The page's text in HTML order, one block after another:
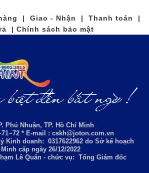
| Giao - Nhận | Thanh toán |
| Chính sách bảo mật
Phú Nhuận, TP. Hồ Chí Minh
* E-mail : cskh@joton.com.vn
Kinh doanh: 0317622962 do Sở kế hoạch
cấp ngày 26/12/2022
Lê Quân - chức vụ: Tổng Giám đốc